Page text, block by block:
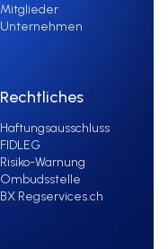
Mitglieder
Unternehmen
Rechtliches
Haftungsausschluss
FIDLEG
Risiko-Warnung
Ombudsstelle
BX Regservices.ch